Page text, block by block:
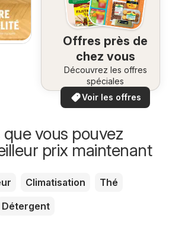
Offres près de
chez vous
Découvrez les offres
spéciales
Voir les offres
vous pouvez
prix maintenant
Climatisation
Thé
Détergent